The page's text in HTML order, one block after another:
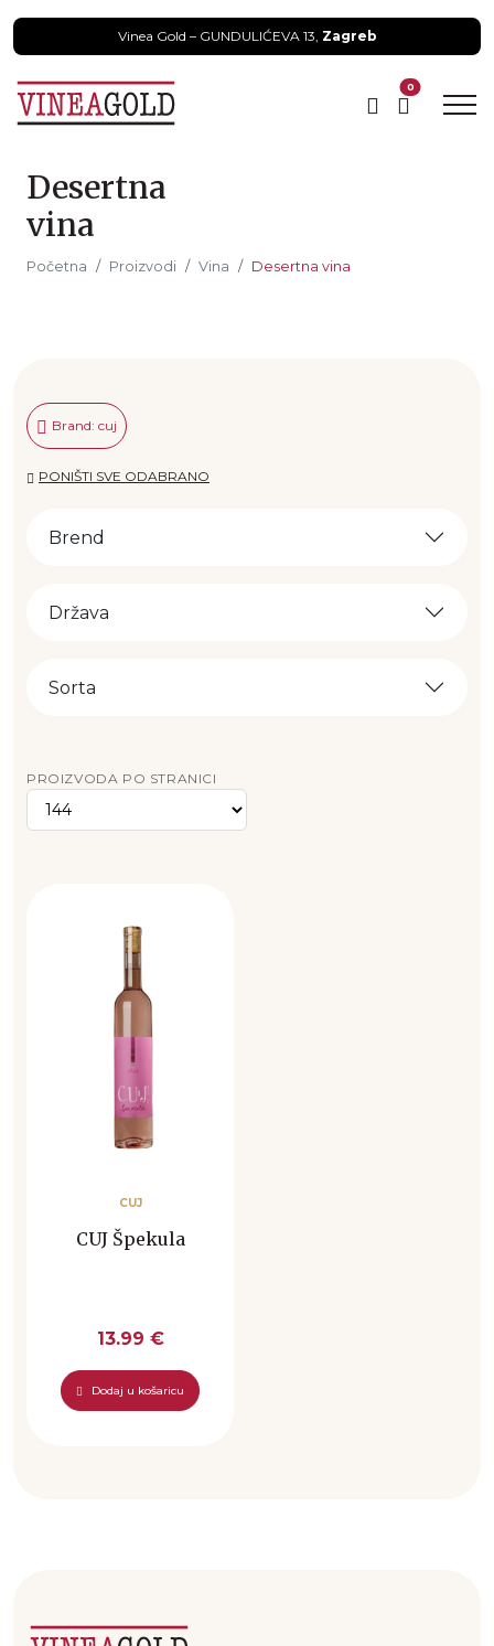
Vinea Gold – GUNDULIĆEVA 13, Zagreb
0
Desertna
vina
Početna Proizvodi Vina Desertna vina
Brand: cuj
PONIŠTI SVE ODABRANO
Brend
Država
Sorta
PROIZVODA PO STRANICI
CUJ
CUJ Špekula
13.99 €
Dodaj u košaricu